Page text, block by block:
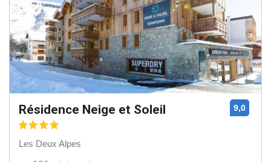
Résidence Neige et Soleil
Les Deux Alpes
9,0